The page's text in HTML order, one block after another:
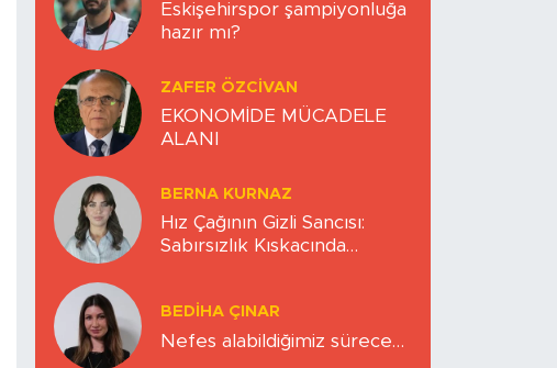
Eskişehirspor şampiyonluğa
hazır mı?
ZAFER ÖZCIVAN
EKONOMİDE MÜCADELE
ALANI
BERNA KURNAZ
Hız Çağının Gizli Sancısı:
Sabırsızlık Kıskacında
BEDIHA ÇINAR
Nefes alabildiğimiz sürece…